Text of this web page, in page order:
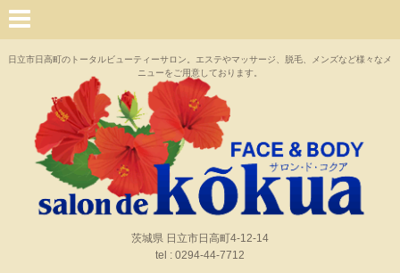
日立市日高町のトータルビューティーサロン。エステやマッサージ、脱毛、メンズなど様々なメ
ニューをご用意しております。
茨城県 日立市日高町4-12-14
tel : 0294-44-7712